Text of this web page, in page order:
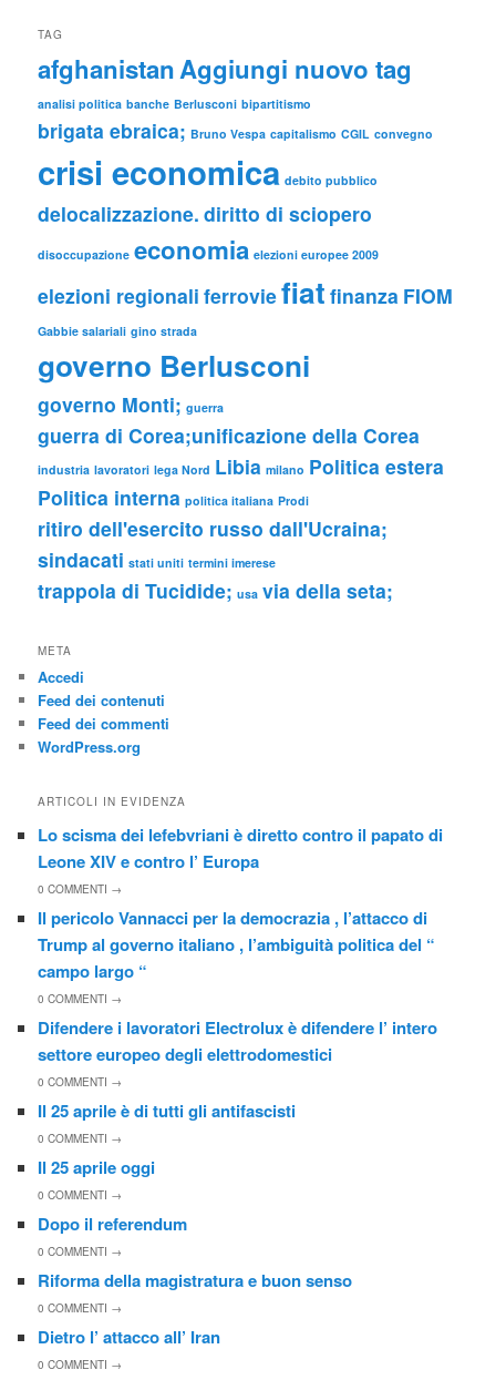
TAG
afghanistanAggiungi nuovo tag
analisi politica banche Berlusconi bipartitismo
brigata ebraica; Bruno Vespa capitalismo CGIL convegno
crisi economica debito pubblico
delocalizzazione. diritto di sciopero
disoccupazione economia elezioni europee 2009
elezioni regionali ferroviefiat finanza FIOM
Gabbie salariali gino strada
governo Berlusconi
governo Monti; guerra
guerra di Corea;unificazione della Corea
industria lavoratori lega Nord Libia milano Politica estera
Politica interna politica italiana Prodi
ritiro dell'esercito russo dall'Ucraina;
sindacati stati uniti termini imerese
trappola di Tucidide; usa via della seta;
META
Accedi
Feed dei contenuti
Feed dei commenti
WordPress.org
ARTICOLI IN EVIDENZA
Lo scisma dei lefebvriani è diretto contro il papato di
Leone XIV e contro l’ Europa
0COMMENTI →
Il pericolo Vannacci per la democrazia , l’attacco di
Trump al governo italiano , l’ambiguità politica del “
campo largo “
0COMMENTI →
Difendere i lavoratori Electrolux è difendere l’ intero
settore europeo degli elettrodomestici
0COMMENTI →
Il 25 aprile è di tutti gli antifascisti
0COMMENTI →
Il 25 aprile oggi
0COMMENTI →
Dopo il referendum
0COMMENTI →
Riforma della magistratura e buon senso
0COMMENTI →
Dietro l’ attacco all’ Iran
0COMMENTI →